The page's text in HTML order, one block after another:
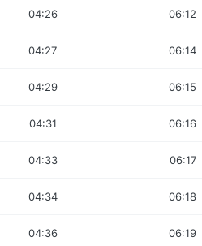
04:26 06:12
04:27 06:14
04:29 06:15
04:31 06:16
04:33 06:17
04:34 06:18
04:36 06:19